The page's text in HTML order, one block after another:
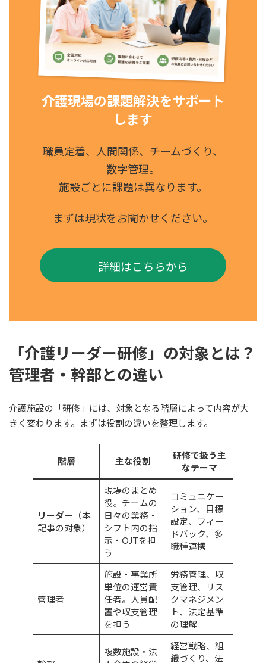
介護現場の課題解決をサポート
します
職員定着、人間関係、チームづくり、
数字管理。
施設ごとに課題は異なります。
まずは現状をお聞かせください。
詳細はこちらから
「介護リーダー研修」の対象とは？
管理者・幹部との違い
介護施設の「研修」には、対象となる階層によって内容が大
きく変わります。まずは役割の違いを整理します。
階層 主な役割
研修で扱う主
なテーマ
リーダー （本
記事の対象）
現場のまとめ
役。チームの
日々の業務・
シフト内の指
示・OJTを担
う
コミュニケー
ション、目標
設定、フィー
ドバック、多
職種連携
管理者
施設・事業所
単位の運営責
任者。人員配
置や収支管理
を担う
労務管理、収
支管理、リス
クマネジメン
ト、法定基準
の理解
複数施設・法
経営戦略、組
織づくり、法